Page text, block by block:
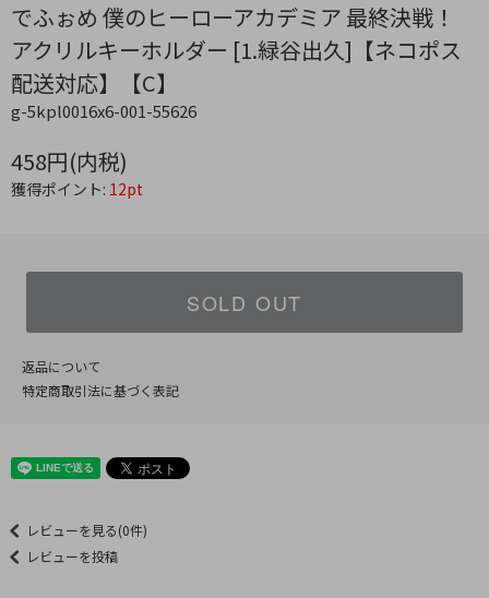
でふぉめ 僕のヒーローアカデミア 最終決戦！
アクリルキーホルダー [1.緑谷出久]【ネコポス
配送対応】【C】
g-5kpl0016x6-001-55626
458円(内税)
獲得ポイント: 12pt
SOLD OUT
返品について
特定商取引法に基づく表記
レビューを見る(0件)
レビューを投稿